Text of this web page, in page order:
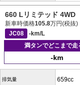
660 Lリミテッド 4WD
新車時価格105.8万円(税抜)
JC08
-km/L
満タンでどこまで走
-km
排気量 659cc